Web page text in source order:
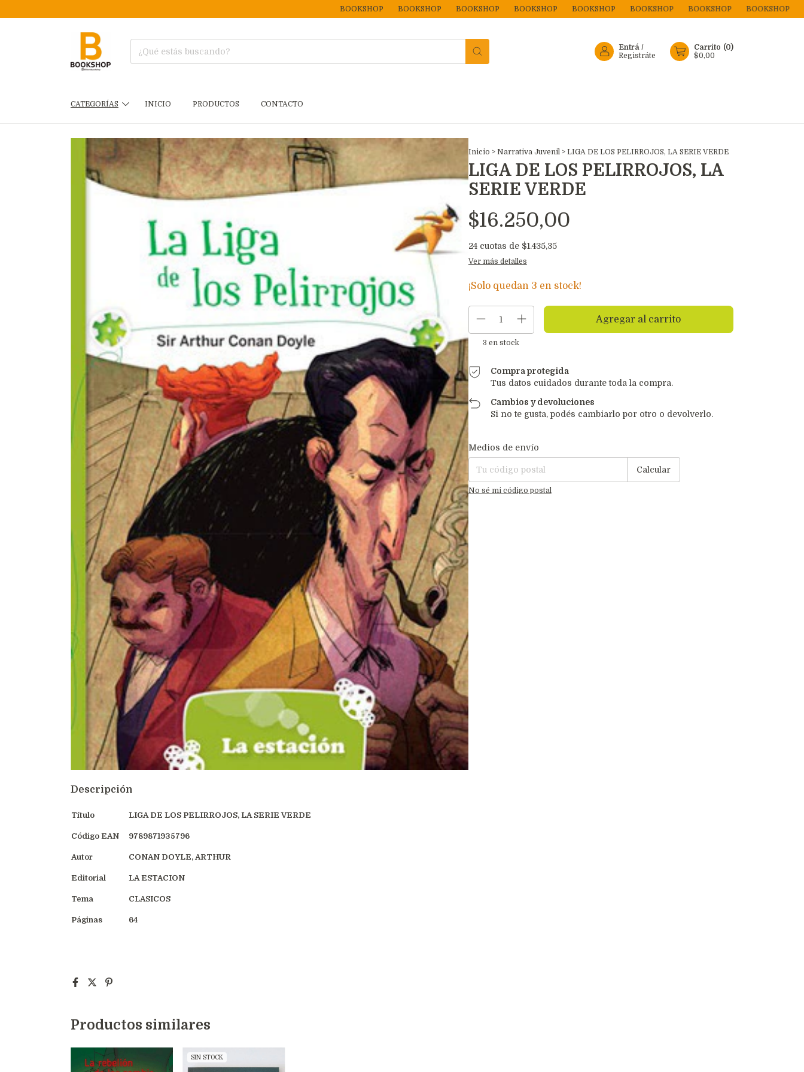
BOOKSHOP BOOKSHOP BOOKSHOP BOOKSHOP BOOKSHOP BOOKSHOP BOOKSHOP BOOKSHOP
Entrá /
Registráte
Carrito (0)
$0,00
CATEGORÍAS INICIO PRODUCTOS CONTACTO
Inicio > Narrativa Juvenil > LIGA DE LOS PELIRROJOS, LA SERIE VERDE
LIGA DE LOS PELIRROJOS, LA
SERIE VERDE
$16.250,00
24 cuotas de $1.435,35
Ver más detalles
¡Solo quedan 3 en stock!
3 en stock
Compra protegida
Tus datos cuidados durante toda la compra.
Cambios y devoluciones
Si no te gusta, podés cambiarlo por otro o devolverlo.
Entregas para el CP:
Medios de envío
Calcular
No sé mi código postal
Descripción
Título LIGA DE LOS PELIRROJOS, LA SERIE VERDE
Código EAN 9789871935796
Autor CONAN DOYLE, ARTHUR
Editorial LA ESTACION
Tema CLASICOS
Páginas 64
Productos similares
SIN STOCK